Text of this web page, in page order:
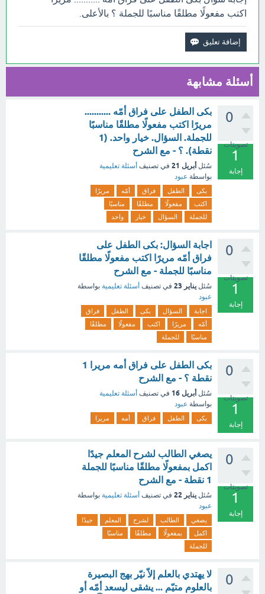
اكتب مفعولًا مطلقًا مناسبًا للجملة ؟ بالأعلى.
أسئلة مشابهة
0
تصويتات
1
إجابة
بكى الطفل على فراق أمّه ...........
مريرًا اكتب مفعولًا مطلقًا مناسبًا
للجملة. السؤال. خيار واحد. (1
نقطة). ؟ - مع الشرح
سُئل أبريل 21 في تصنيف أسئلة تعليمية
بواسطة عبود
بكى الطفل فراق أمّه
مريرًا
اكتب
مفعولًا مطلقًا
مناسبًا
للجملة
السؤال خيار واحد
0
تصويتات
1
إجابة
اجابة السؤال: بكى الطفل على
فراق أمّه مريرًا اكتب مفعولًا مطلقًا
مناسبًا للجملة - مع الشرح
سُئل يناير 23 في تصنيف أسئلة تعليمية بواسطة
عبود
اجابة السؤال بكى الطفل
فراق
أمّه
مريرًا اكتب مفعولًا
مطلقًا
مناسبًا
للجملة
0
تصويتات
1
إجابة
بكى الطفل على فراق أمه مريرا 1
نقطة ؟ - مع الشرح
سُئل أبريل 16 في تصنيف أسئلة تعليمية
بواسطة عبود
بكى الطفل فراق أمه مريرا
0
تصويتات
1
إجابة
يصغي الطالب لشرح المعلم جيدًا
اكمل بمفعولًا مطلقًا مناسبًا للجملة
1 نقطة - مع الشرح
سُئل يناير 22 في تصنيف أسئلة تعليمية بواسطة
عبود
يصغي الطالب لشرح المعلم
جيدًا
اكمل
بمفعولًا مطلقًا
مناسبًا
للجملة
0
لا يهتدي بالعلم إلاّ نيّر بهج البصيرة
بالعلوم متيّم ... يشقى ليسعد أمّه أو